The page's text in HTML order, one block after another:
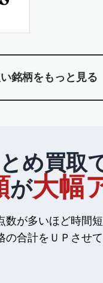
銘柄をもっと見る
め買取
が大幅
が多いほど時間
の合計をＵＰさせ